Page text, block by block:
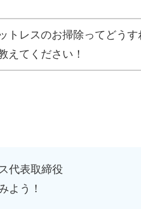
トレスのお掃除ってどうす
えてください！
代表取締役
よう！